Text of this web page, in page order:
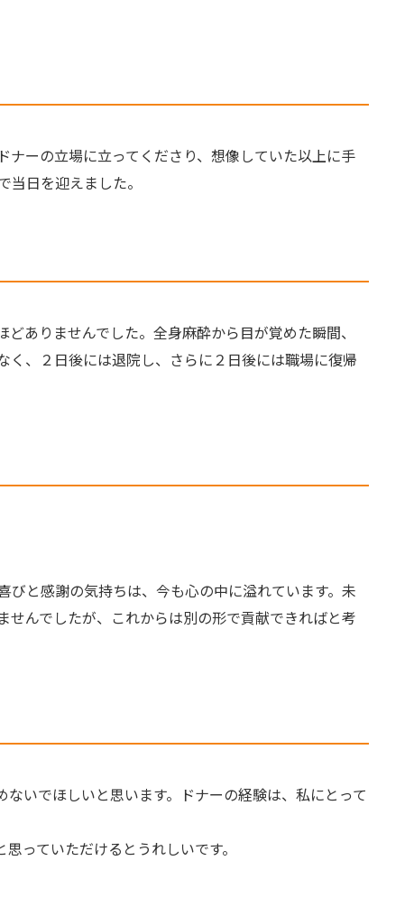
ーの立場に立ってくださり、想像していた以上に手
日を迎えました。
ありませんでした。全身麻酔から目が覚めた瞬間、
く、２日後には退院し、さらに２日後には職場に復帰
と感謝の気持ちは、今も心の中に溢れています。未
んでしたが、これからは別の形で貢献できればと考
いでほしいと思います。ドナーの経験は、私にとって
っていただけるとうれしいです。